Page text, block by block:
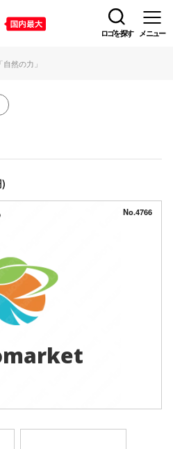
ロゴを探す メニュー
然の力」
No.4766